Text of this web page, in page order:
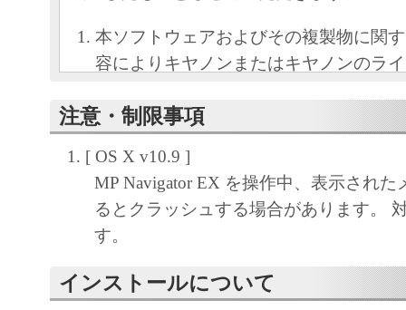
本ソフトウェアおよびその複製物に関
容によりキヤノンまたはキヤノンのラ
キヤノンは、本ソフトウェアのユーザ
ノン製品を利用する目的で本ソフトウ
独占的権利を許諾します。
ユーザーは、本ソフトウェアの全部ま
改変、リバース・エンジニアリング、
は逆アセンブル等することはできませ
キヤノン、キヤノンマーケティングジ
注意・制限事項
[ OS X v10.9 ]
MP Navigator EX を操作中、表示された
るとクラッシュする場合があります。
す。
インストールについて